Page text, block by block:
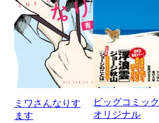
ミワさんなりす
ます
ビッグコミック
オリジナル